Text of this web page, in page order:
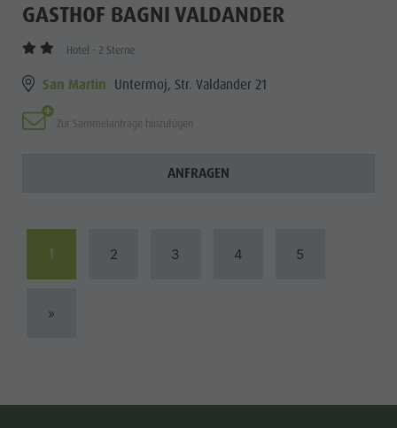
GASTHOF BAGNI VALDANDER
Hotel - 2 Sterne
San Martin Untermoj, Str. Valdander 21
Zur Sammelanfrage hinzufügen
ANFRAGEN
1 2 3 4 5
»